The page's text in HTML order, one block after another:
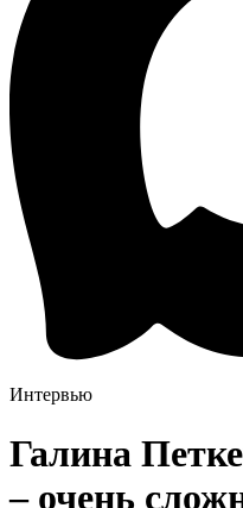
Интервью
Галина
– очень